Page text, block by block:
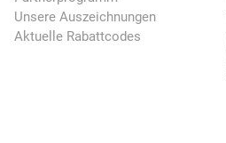
Unsere Auszeichnungen
Aktuelle Rabattcodes